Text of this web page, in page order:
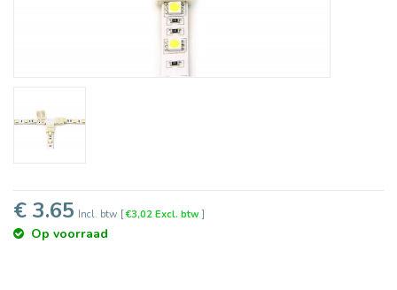
€ 3.65 Incl. btw [€3,02 Excl. btw]
Op voorraad